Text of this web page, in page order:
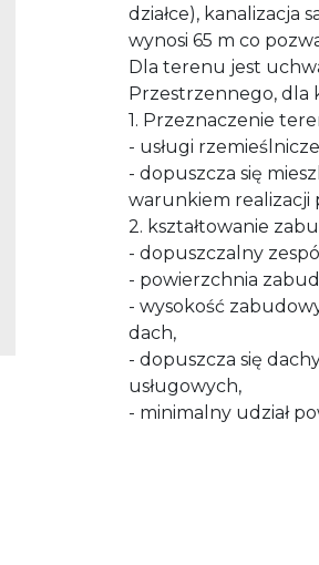
działce), kanalizacja
wynosi 65 m co
Dla terenu jest
Przestrzennego, dla
1. Przeznaczenie
- usługi
- dopuszcza się
warunkiem realizacji
2. kształtowanie
- dopuszczalny
- powierzchnia
- wysokość
dach,
- dopuszcza się
usługowych,
- minimalny udział